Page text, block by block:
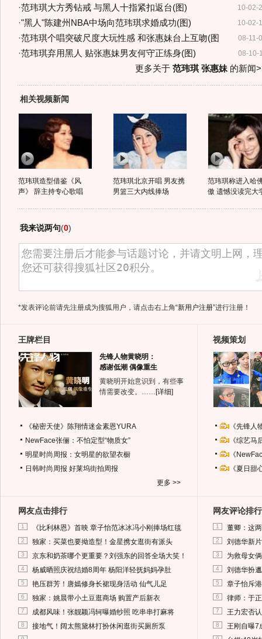
10-02-
·范玮琪大方秀钻戒 与黑人十指紧扣返台(图)
10-02-
·"黑人"陈建州NBA中场向范玮琪求婚成功(图)
08-11-
·范玮琪个唱突破尺度大玩性感 和张惠妹台上互吻(图
08-10-
·范玮琪弃用黑人 贴张惠妹男友何守正练身(图)
更多关于 范玮琪 张惠妹的新闻
相关视频新闻
范玮琪造型借鉴《风
声》 辞主持专心歌唱
范玮琪北京开唱 男友携
男篮三大内线捧场
范玮琪称进入哈
傲 遗憾没读完大
我来说两句(0)
*发表评论前请先注册成为搜狐用户，请点击右上角“新用户注册”进行注册！
王牌栏目
先锋人物黄晓明：
感谢低潮 偶像重生
黄晓明开始意识到，有些事
情需要改变。…… [详细]
《秘密天使》陈翔情迷金素恩YURA
NewFace张俪：不怕定型“物质女”
明星时尚周报：女明星的欲望衣橱
日韩时尚周报 好莱坞街拍周报
更多 >>
视频策划
《先锋
《综艺
《
《夏日
网友点击排行
1 《比利林恩》首映 章子怡范冰冰冯小刚捧场红毯
2 独家：买菜也要拗造型！金星携女逛街有派头
3 京东和奶茶哪个更重要？刘强东的回答全场大笑！
4 杨威晒照庆祝结婚8周年 杨阳洋轻抚妈妈孕肚
5 艳压群芳！唐嫣修身长裙现身活动 仙气儿足
6 独家：姚晨带小土豆逛商场 购置产后新衣
7 成都风味！张靓颖冯轲曝婚纱照 吃串串打麻将
8 接地气！阔太熊黛林打扮休闲逛街买厕所泵
网友评论排行
1 董卿：这
2 刘德华新
3 为救母女
4 刘德华扮
5 章子怡斥
6 律师：于
7 王力宏否
8 王刚自曝7